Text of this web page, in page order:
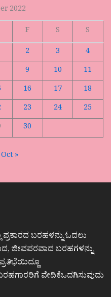
2022
F S
S
2 3
4
9 10
11
16 17
18
23 24
25
30
Oct »
ಬರಹಳನ್ನು ಓದಲು
ಜೀವಪರವಾದ ಬರಹಗಳನ್ನು
ವೇದಿಕೆಒದಗಿಸುವುದು